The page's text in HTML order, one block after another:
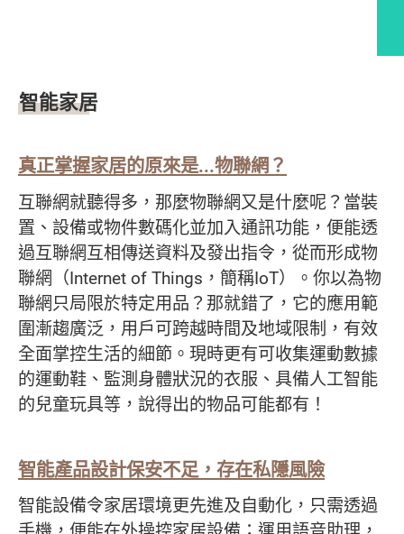
智能家居
真正掌握家居的原來是...物聯網？
互聯網就聽得多，那麼物聯網又是什麼呢？當裝
置、設備或物件數碼化並加入通訊功能，便能透
過互聯網互相傳送資料及發出指令，從而形成物
聯網（Internet of Things，簡稱IoT）。你以為物
聯網只局限於特定用品？那就錯了，它的應用範
圍漸趨廣泛，用戶可跨越時間及地域限制，有效
全面掌控生活的細節。現時更有可收集運動數據
的運動鞋、監測身體狀況的衣服、具備人工智能
的兒童玩具等，說得出的物品可能都有！
智能產品設計保安不足， 存在私隱風險
智能設備令家居環境更先進及自動化，只需透過